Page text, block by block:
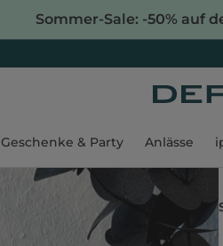
Sommer-Sale: -50% auf
Geschenke & Party Anlässe